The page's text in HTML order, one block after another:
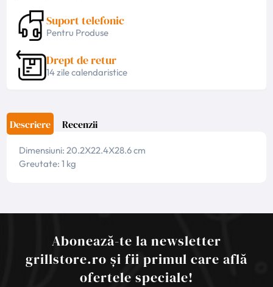
Suport telefonic
Pentru Produse
Drept de retur
14 zile calendaristice
Descriere Recenzii
Dimensiuni: 20.2X22.4X28.6 cm
Greutate: 1 kg
Abonează-te la newsletter
grillstore.ro și fii primul care află
ofertele speciale!